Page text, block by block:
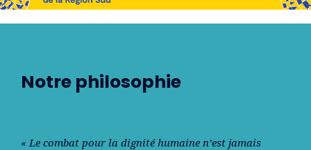
Notre philosophie
« Le combat pour la dignité humaine n’est jamais